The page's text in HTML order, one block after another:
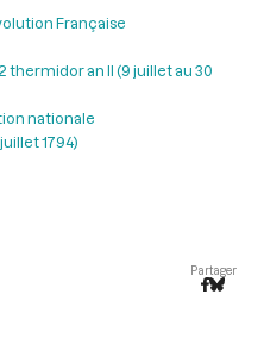
Française
thermidor an II (9 juillet au 30
nationale
1794)
Partager